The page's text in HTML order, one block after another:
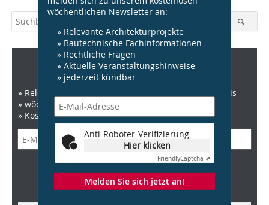
wöchentlichen Newsletter an:
» Relevante Architekturprojekte
» Bautechnische Fachinformationen
» Rechtliche Fragen
» Aktuelle Veranstaltungshinweise
» jederzeit kündbar
Anti-Roboter-Verifizierung
Hier klicken
FriendlyCaptcha ⇗
Melden Sie sich jetzt an!
DBZ Newsletter
» Relevante News zu Architektur, Recht und Baupraxis
» wöchentlich
» Kostenlos und jederzeit kündbar
Anti-Roboter-Verifizierung
Hier klicken
FriendlyCaptcha ⇗